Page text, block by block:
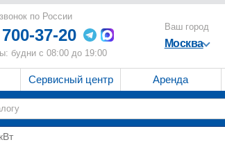
по России
37-20
будни с 08:00 до 19:00
Ваш город
Москва
Сервисный центр Аренда